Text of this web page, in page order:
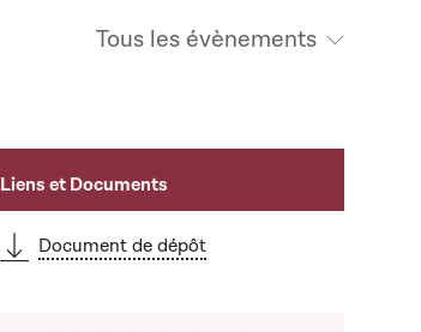
Tous les évènements
Liens et Documents
Document de dépôt